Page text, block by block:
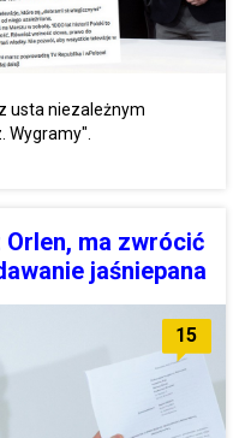
usta niezależnym
Wygramy".
ma zwrócić
jaśniepana
15